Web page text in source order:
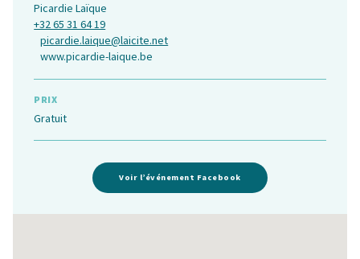
Picardie Laïque
+32 65 31 64 19
picardie.laique@laicite.net
www.picardie-laique.be
PRIX
Gratuit
Voir l’événement Facebook